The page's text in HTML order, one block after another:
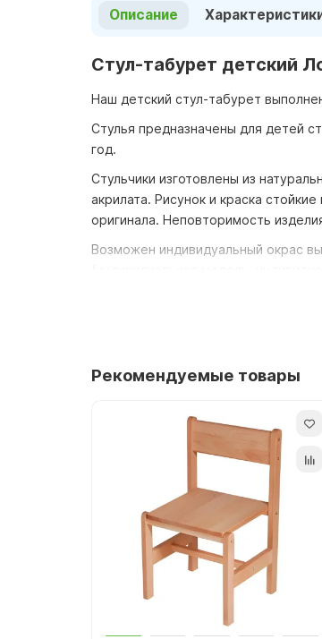
Описание
Стул-табурет детский
Наш детский стул-табурет
Стулья предназначены для детей
год.
Стульчики изготовлены из
акрилата. Рисунок и краска
оригинала. Неповторимость
Возможен индивидуальный окрас
(индивидуальная модель,
фанера.
Рекомендуемые товары